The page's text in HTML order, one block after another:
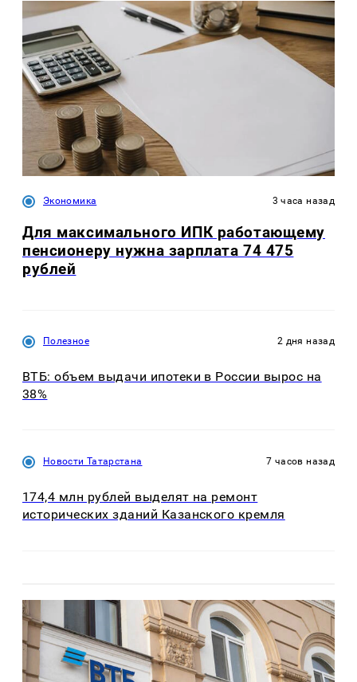
Экономика 3 часа назад
Для максимального ИПК работающему
пенсионеру нужна зарплата 74 475
рублей
Полезное 2 дня назад
ВТБ: объем выдачи ипотеки в России вырос на
38%
Новости Татарстана 7 часов назад
174,4 млн рублей выделят на ремонт
исторических зданий Казанского кремля